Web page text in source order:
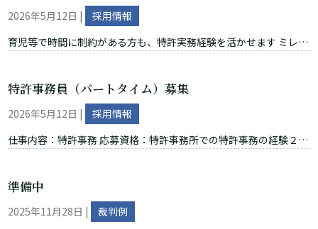
2026年5月12日 |
採用情報
育児等で時間に制約がある方も、特許実務経験を活かせます ミレニ
護等によりフルタイムでの勤務は難しいものの、これまでの特許実
務経験や技術的な専門性を活かして、在宅で少しずつ仕事に関わり
たいという方も歓迎いたします。 特許事務所、企業知財部、研究開
発部門等でのご経験があり、明細書作成、中間処理、先行技術調
特許事務員（パートタイム）募集
2026年5月12日 |
採用情報
仕事内容：特許事務 応募資格：特許事務所での特許事務の経験２年
望）、５時間～８時間 子育てしている方で、急な曜日及
び時間の変更には柔軟に対応します。 給与 ：時給１５００～１
８００円 応募方法：履歴書及び職務経歴書をメール＜
準備中
2025年11月28日 | 裁判例